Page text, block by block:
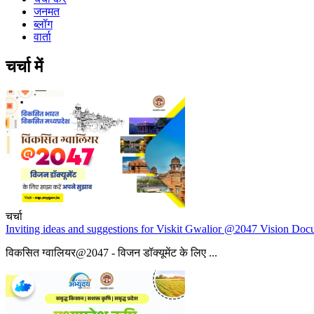
जनमत
ब्लॉग
वार्ता
चर्चा में
चर्चा
Inviting ideas and suggestions for Viskit Gwalior @2047 Vision
विकसित ग्वालियर@2047 - विजन डॉक्यूमेंट के लिए ...